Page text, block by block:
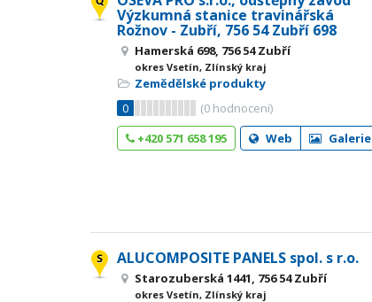
Výzkumná stanice travinářská
Rožnov - Zubří, 756 54 Zubří 698
Hamerská 698, 756 54 Zubří
okres Vsetín, Zlínský kraj
Zemědělské produkty
0
(0 hodnocení)
+420 571 658 195
Web Galerie
ALUCOMPOSITE PANELS spol. s r.o.
Starozuberská 1441, 756 54 Zubří
okres Vsetín, Zlínský kraj